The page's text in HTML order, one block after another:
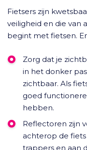
Fietsers zijn
veiligheid en die van
begint met fietsen.
Zorg dat je
in het donker
zichtbaar. Als
goed
hebben.
Reflectoren zijn
achterop de
trappers en aan